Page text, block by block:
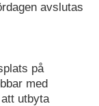
avslutas
på
med
utbyta